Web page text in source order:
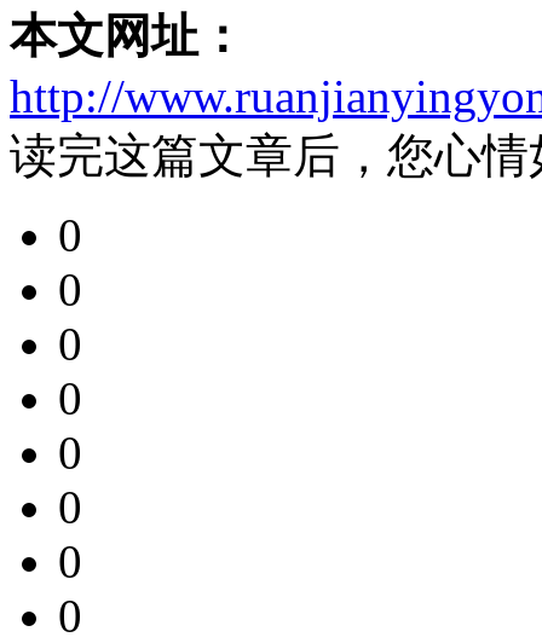
本文网址：
http://
读完这篇文章后，您心情
0
0
0
0
0
0
0
0